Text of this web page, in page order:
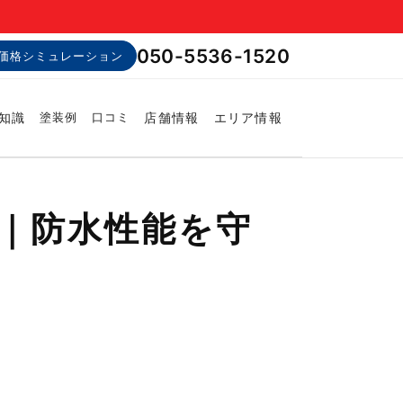
格シミュレーション 050-5536-1520
識 塗装例 口コミ 店舗情報 エリア情報
防水性能を守